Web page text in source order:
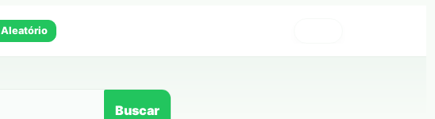
Aleatório
Buscar